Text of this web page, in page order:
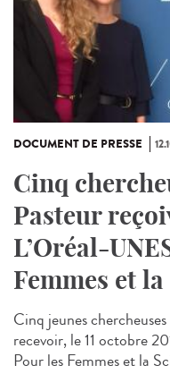
DOCUMENT DE PRESSE
Cinq
Pasteur
L’Oréal-
Femmes et la
Cinq jeunes
recevoir, le 11 octobre
Pour les Femmes et la